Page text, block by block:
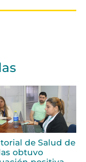
de Salud de
obtuvo